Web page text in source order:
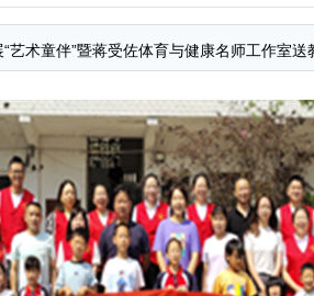
术童伴”暨蒋受佐体育与健康名师工作室送